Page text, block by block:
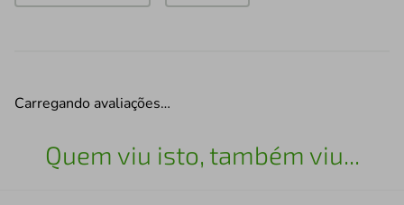
Carregando avaliações…
Quem viu isto, também viu...